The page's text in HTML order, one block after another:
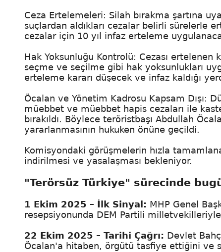
Ceza Ertelemeleri: Silah bırakma şartına
suçlardan aldıkları cezalar belirli sürelerle
cezalar için 10 yıl infaz erteleme
Hak Yoksunluğu Kontrolü: Cezası
seçme ve seçilme gibi hak yoksunlukları
erteleme kararı düşecek ve infaz kaldığı
Öcalan ve Yönetim Kadrosu Kapsam Dışı:
müebbet ve müebbet hapis cezaları ile
bırakıldı. Böylece teröristbaşı Abdullah
yararlanmasının hukuken önüne geçildi.
Komisyondaki görüşmelerin hızla
indirilmesi ve yasalaşması bekleniyor.
"Terörsüz Türkiye" sürecinde
1 Ekim 2025 – İlk Sinyal: MHP Genel
resepsiyonunda DEM Partili milletvekilleriyle
22 Ekim 2025 – Tarihi Çağrı: Devlet
Öcalan'a hitaben, örgütü tasfiye ettiğini ve